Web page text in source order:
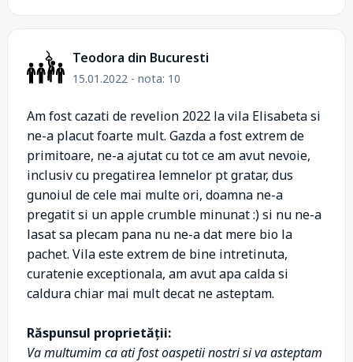
Teodora din Bucuresti
15.01.2022 - nota: 10
Am fost cazati de revelion 2022 la vila Elisabeta si
ne-a placut foarte mult. Gazda a fost extrem de
primitoare, ne-a ajutat cu tot ce am avut nevoie,
inclusiv cu pregatirea lemnelor pt gratar, dus
gunoiul de cele mai multe ori, doamna ne-a
pregatit si un apple crumble minunat :) si nu ne-a
lasat sa plecam pana nu ne-a dat mere bio la
pachet. Vila este extrem de bine intretinuta,
curatenie exceptionala, am avut apa calda si
caldura chiar mai mult decat ne asteptam.
Răspunsul proprietății:
Va multumim ca ati fost oaspetii nostri si va asteptam